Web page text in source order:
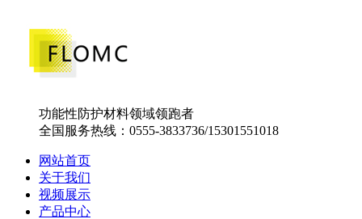
功能性防护材料领域领跑者
全国服务热线：0555-3833736/15301551018
网站首页
关于我们
视频展示
产品中心